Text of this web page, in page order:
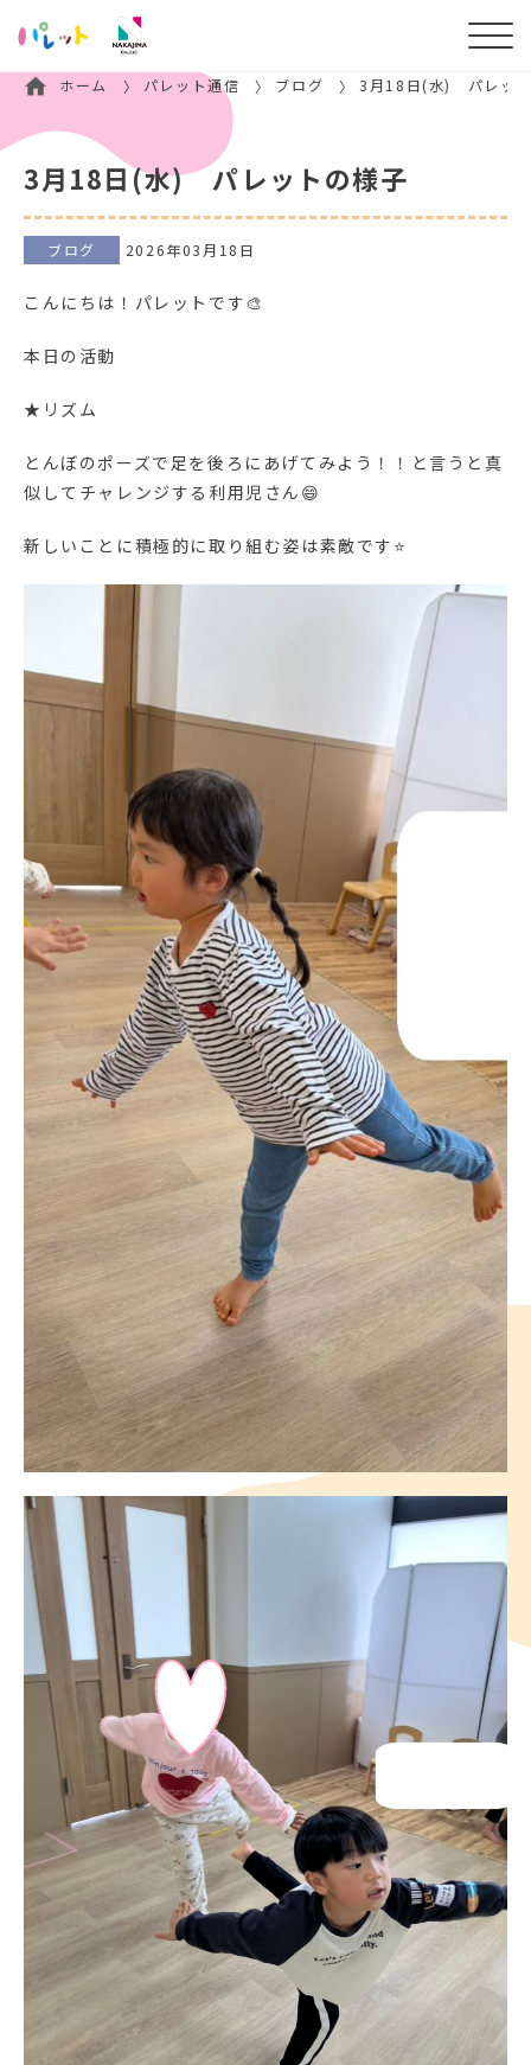
ホーム パレット通信 ブログ 3月18日(水) パレッ
3月18日(水) パレットの様子
ブログ 2026年03月18日
こんにちは！パレットです🎨
本日の活動
★リズム
とんぼのポーズで足を後ろにあげてみよう！！と言うと真
似してチャレンジする利用児さん😄
新しいことに積極的に取り組む姿は素敵です⭐